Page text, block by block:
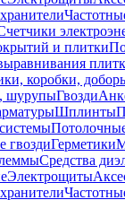
и плитки
коробки,
шурупыГвозди
Шплинты
гвоздиГерметики
Средства
Электрощиты